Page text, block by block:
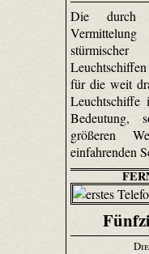
Die durch
für die weit
Leuchtschiffe
Bedeutung,
größeren
einfahrenden